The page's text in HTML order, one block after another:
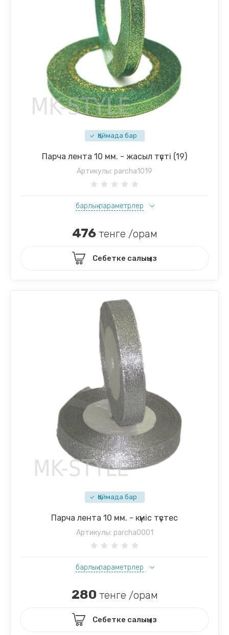
Қоймада бар
Парча лента 10 мм. - жасыл түсті (19)
Артикулы: parcha1019
барлық параметрлер
476тенге /орам
Себетке салыңыз
Қоймада бар
Парча лента 10 мм. - күміс түстес
Артикулы: parcha0001
барлық параметрлер
280 тенге /орам
Себетке салыңыз